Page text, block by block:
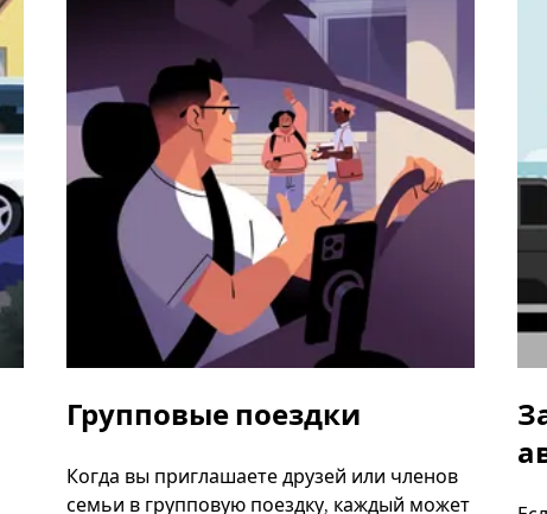
Групповые поездки
Когда вы приглашаете друзей или членов
семьи в групповую поездку, каждый может